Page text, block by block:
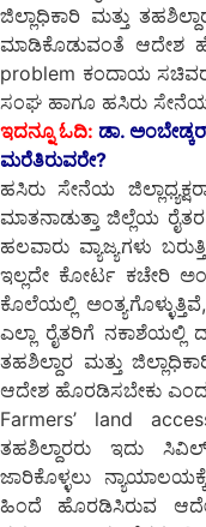
ಜಿಲ್ಲಾಧಿಕಾರಿ ಮತ್ತು
ಮಾಡಿಕೊಡುವಂತೆ ಆದೇಶ
problem ಕಂದಾಯ
ಸಂಘ ಹಾಗೂ ಹಸಿರು
ಇದನ್ನೂ ಓದಿ: ಡಾ.
ಮರೆತಿರುವರೇ?
ಹಸಿರು ಸೇನೆಯ
ಮಾತನಾಡುತ್ತಾ ಜಿಲ್ಲೆಯ
ಹಲವಾರು ವ್ಯಾಜ್ಯಗಳು
ಇಲ್ಲದೇ ಕೋರ್ಟ ಕಚೇರಿ
ಕೊಲೆಯಲ್ಲಿ
ಎಲ್ಲಾ ರೈತರಿಗೆ
ತಹಶಿಲ್ದಾರ ಮತ್ತು
ಆದೇಶ ಹೊರಡಿಸಬೇಕು
Farmers’ land
ತಹಶಿಲ್ದಾರರು ಇದು
ಜಾರಿಕೊಳ್ಳಲು
ಹಿಂದೆ ಹೊರಡಿಸಿರುವ